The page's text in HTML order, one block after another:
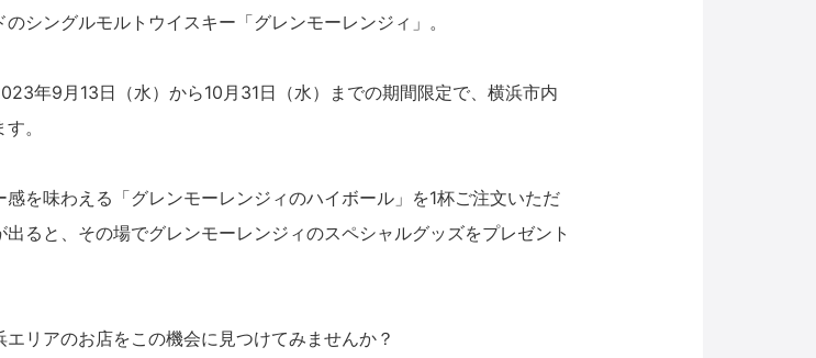
シングルモルトウイスキー「グレンモーレンジィ」。
年9月13日（水）から10月31日（水）までの期間限定で、横浜市内
。
を味わえる「グレンモーレンジィのハイボール」を1杯ご注文いただ
ると、その場でグレンモーレンジィのスペシャルグッズをプレゼント
リアのお店をこの機会に見つけてみませんか？